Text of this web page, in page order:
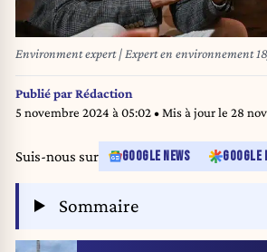
Environment expert | Expert en environnement
Publié parRédaction
5 novembre 2024 à 05:02• Mis à jour le 28
Suis-nous sur GOOGLE NEWS GOOGLE
Sommaire